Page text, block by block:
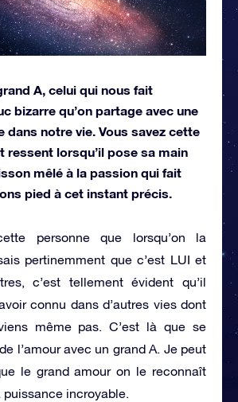
A, celui qui nous fait
bizarre qu’on partage avec une
dans notre vie. Vous savez cette
ressent lorsqu’il pose sa main
mêlé à la passion qui fait
pied à cet instant précis.
personne que lorsqu’on la
pertinemment que c’est LUI et
c’est tellement évident qu’il
connu dans d’autres vies dont
même pas. C’est là que se
l’amour avec un grand A. Je peut
le grand amour on le reconnaît
puissance incroyable.